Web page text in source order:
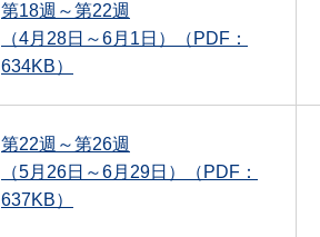
第18週～第22週
（4月28日～6月1日）（PDF：
634KB）
第22週～第26週
（5月26日～6月29日）（PDF：
637KB）